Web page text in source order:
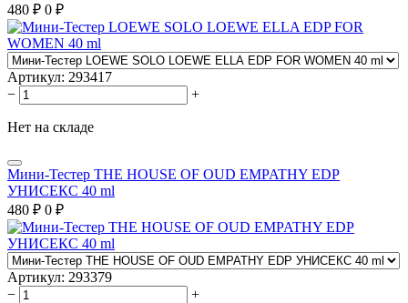
480 ₽ 0 ₽
Артикул: 293417
−
+
Нет на складе
Мини-Тестер THE HOUSE OF OUD EMPATHY EDP
УНИСЕКС 40 ml
480 ₽ 0 ₽
Артикул: 293379
−
+